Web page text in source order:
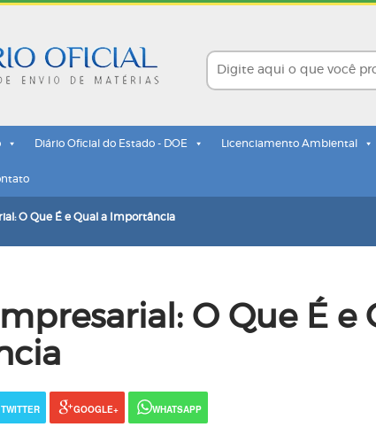
Diário Oficial do Estado - DOE Licenciamento Ambiental
O Que É e Qual a Importância
O Que É e
TWITTER GOOGLE+ WHATSAPP